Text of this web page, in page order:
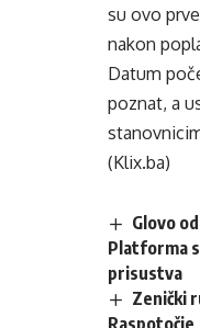
su ovo
nakon
Datum
poznat, a
(Klix.ba)
Glovo
Platforma
prisustva
Zenički